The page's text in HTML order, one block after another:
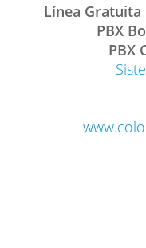
Línea Gratuita
PBX
PBX